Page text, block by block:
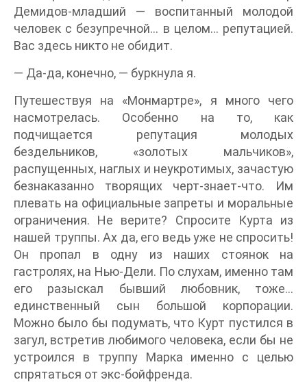
Демидов-младший — воспитанный молодой
человек с безупречной… в целом… репутацией.
Вас здесь никто не обидит.
— Да-да, конечно, — буркнула я.
Путешествуя на «Монмартре», я много чего
насмотрелась. Особенно на то, как
подчищается репутация молодых
бездельников, «золотых мальчиков»,
распущенных, наглых и неукротимых, зачастую
безнаказанно творящих черт-знает-что. Им
плевать на официальные запреты и моральные
ограничения. Не верите? Спросите Курта из
нашей труппы. Ах да, его ведь уже не спросить!
Он пропал в одну из наших стоянок на
гастролях, на Нью-Дели. По слухам, именно там
его разыскал бывший любовник, тоже…
единственный сын большой корпорации.
Можно было бы подумать, что Курт пустился в
загул, встретив любимого человека, если бы не
устроился в труппу Марка именно с целью
спрятаться от экс-бойфренда.